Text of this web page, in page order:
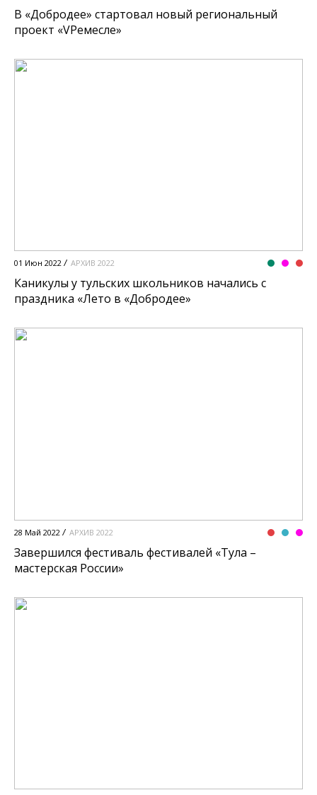
В «Добродее» стартовал новый региональный
проект «VРемесле»
01 Июн 2022 АРХИВ 2022
Каникулы у тульских школьников начались с
праздника «Лето в «Добродее»
28 Май 2022 АРХИВ 2022
Завершился фестиваль фестивалей «Тула –
мастерская России»